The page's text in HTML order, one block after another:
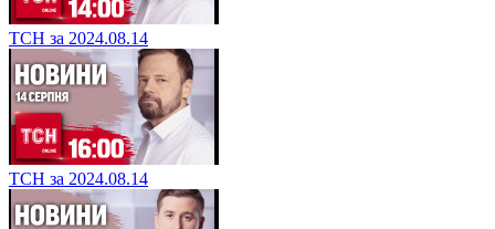
ТСН за 2024.08.14
ТСН за 2024.08.14